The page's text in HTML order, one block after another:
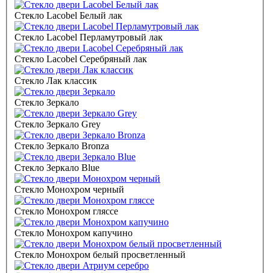
Стекло Lacobel Белый лак
Стекло Lacobel Перламутровый лак
Стекло Lacobel Серебряный лак
Стекло Лак классик
Стекло Зеркало
Стекло Зеркало Grey
Стекло Зеркало Bronza
Стекло Зеркало Blue
Стекло Монохром черный
Стекло Монохром гляссе
Стекло Монохром капучино
Стекло Монохром белый просветленный